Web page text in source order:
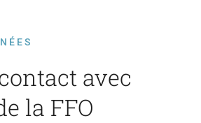
avec
la FFO